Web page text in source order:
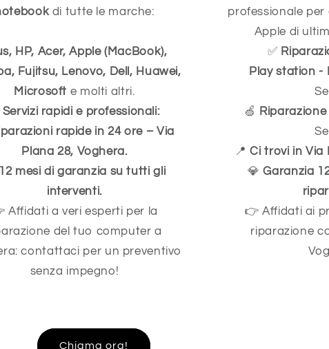
di tutte le marche:
HP, Acer, Apple (MacBook),
Fujitsu, Lenovo, Dell, Huawei,
Microsoft e molti altri.
Servizi rapidi e professionali:
rapide in 24 ore – Via
Plana 28, Voghera.
12 mesi di garanzia su tutti gli
interventi.
Affidati a veri esperti per la
del tuo computer a
contattaci per un preventivo
senza impegno!
professionale per
Apple di
✅
Play station -
🍏
📍Ci trovi in Via
💎Garanzia
👉 Affidati ai
riparazione
Chiama ora!